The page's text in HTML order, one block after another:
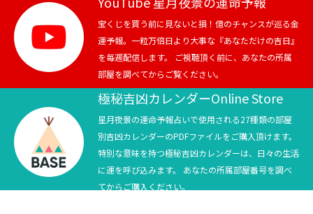
スポーツ
競馬
テニス四大大会・五輪
テニス四大大会・五輪
宝くじを買う前に見ないと損！億のチャンスが巡る金
運予報。一粒万倍日より大事な『あなただけの吉日』
を毎週配信します。 ご視聴頂く前に、あなたの所属
部屋を調べてからご覧ください。
極秘吉凶カレンダーOnline Store
星月夜景の運命予報占いで使用される27種類の部屋
別吉凶カレンダーのPDFファイルをご購入頂けます。
特別な意味を持つ極秘吉凶カレンダーは、日々の生活
に運を呼び込みます。 あなたの所属部屋番号を調べ
てからご購入ください。